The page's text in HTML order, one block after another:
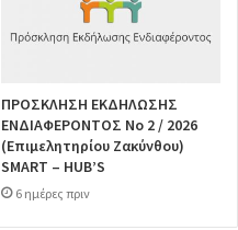
ΠΡΟΣΚΛΗΣΗ ΕΚΔΗΛΩΣΗΣ
ΕΝΔΙΑΦΕΡΟΝΤΟΣ Νο 2 / 2026
(Επιμελητηρίου Ζακύνθου)
SMART – HUB’S
6 ημέρες πριν